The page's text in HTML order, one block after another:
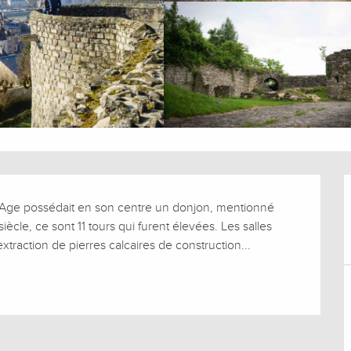
possédait en son centre un donjon, mentionné
ce sont 11 tours qui furent élevées. Les salles
de pierres calcaires de construction...